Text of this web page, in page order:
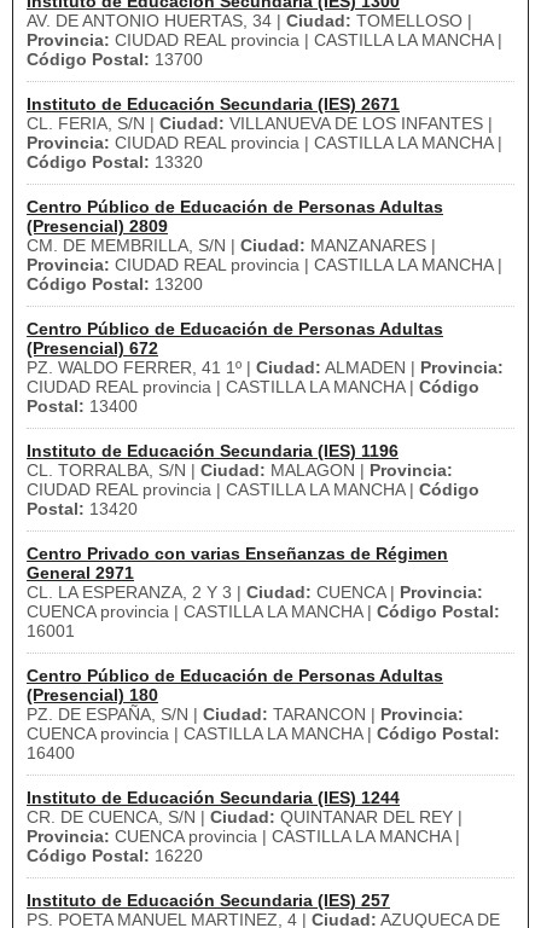
AV. DE ANTONIO HUERTAS, 34 | Ciudad: TOMELLOSO |
Provincia: CIUDAD REAL provincia | CASTILLA LA MANCHA |
Código Postal: 13700
Instituto de Educación Secundaria (IES) 2671
CL. FERIA, S/N | Ciudad: VILLANUEVA DE LOS INFANTES |
Provincia: CIUDAD REAL provincia | CASTILLA LA MANCHA |
Código Postal: 13320
Centro Público de Educación de Personas Adultas
(Presencial) 2809
CM. DE MEMBRILLA, S/N | Ciudad: MANZANARES |
Provincia: CIUDAD REAL provincia | CASTILLA LA MANCHA |
Código Postal: 13200
Centro Público de Educación de Personas Adultas
(Presencial) 672
PZ. WALDO FERRER, 41 1º | Ciudad: ALMADEN | Provincia:
CIUDAD REAL provincia | CASTILLA LA MANCHA | Código
Postal: 13400
Instituto de Educación Secundaria (IES) 1196
CL. TORRALBA, S/N | Ciudad: MALAGON | Provincia:
CIUDAD REAL provincia | CASTILLA LA MANCHA | Código
Postal: 13420
Centro Privado con varias Enseñanzas de Régimen
General 2971
CL. LA ESPERANZA, 2 Y 3 | Ciudad: CUENCA | Provincia:
CUENCA provincia | CASTILLA LA MANCHA | Código Postal:
16001
Centro Público de Educación de Personas Adultas
(Presencial) 180
PZ. DE ESPAÑA, S/N | Ciudad: TARANCON | Provincia:
CUENCA provincia | CASTILLA LA MANCHA | Código Postal:
16400
Instituto de Educación Secundaria (IES) 1244
CR. DE CUENCA, S/N | Ciudad: QUINTANAR DEL REY |
Provincia: CUENCA provincia | CASTILLA LA MANCHA |
Código Postal: 16220
Instituto de Educación Secundaria (IES) 257
PS. POETA MANUEL MARTINEZ, 4 | Ciudad: AZUQUECA DE